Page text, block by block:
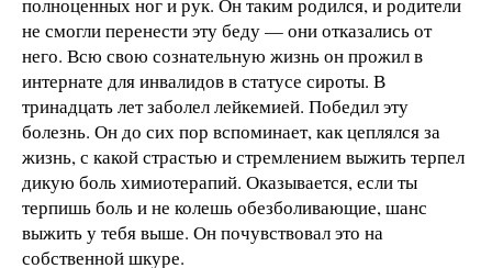
не смогли перенести эту беду — они отказались от
него. Всю свою сознательную жизнь он прожил в
интернате для инвалидов в статусе сироты. В
тринадцать лет заболел лейкемией. Победил эту
болезнь. Он до сих пор вспоминает, как цеплялся за
жизнь, с какой страстью и стремлением выжить терпел
дикую боль химиотерапий. Оказывается, если ты
терпишь боль и не колешь обезболивающие, шанс
выжить у тебя выше. Он почувствовал это на
собственной шкуре.